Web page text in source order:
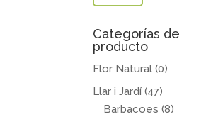
Categorías de
producto
Flor Natural (0)
Llar i Jardí (47)
Barbacoes (8)